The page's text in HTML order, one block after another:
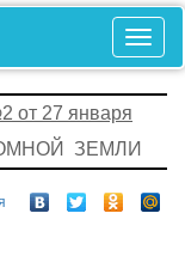
от 27 января
ЗЕМЛИ